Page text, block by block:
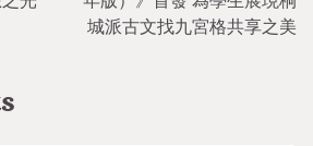
城派古文找九宮格共享之美